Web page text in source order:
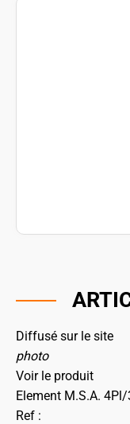
Diffusé sur le site
photo
Voir le produit
Element M.S.A.
Ref :